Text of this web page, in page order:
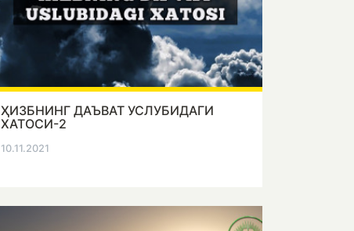
ҲИЗБНИНГ ДАЪВАТ УСЛУБИДАГИ
ХАТОСИ-2
10.11.2021